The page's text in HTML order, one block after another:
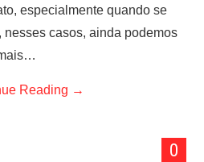
especialmente quando se
nesses casos, ainda podemos
Reading →
0